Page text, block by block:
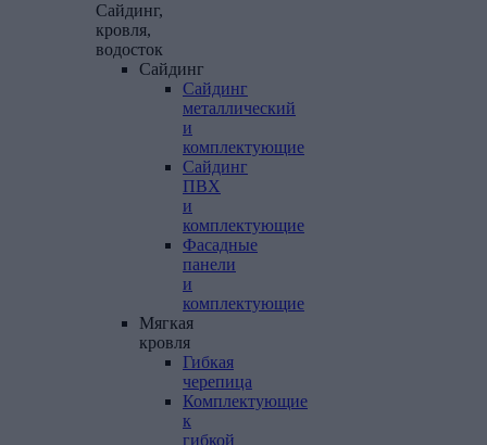
Сайдинг,
кровля,
водосток
Сайдинг
Сайдинг
металлический
и
комплектующие
Сайдинг
ПВХ
и
комплектующие
Фасадные
панели
и
комплектующие
Мягкая
кровля
Гибкая
черепица
Комплектующие
к
гибкой